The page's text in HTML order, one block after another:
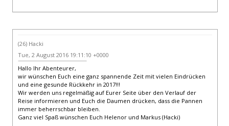
(26) Hacki
Tue, 2 August 2016 19:11:10 +0000
Hallo Ihr Abenteurer,
wir wünschen Euch eine ganz spannende Zeit mit vielen Eindrücken
und eine gesunde Rückkehr in 2017!!!
Wir werden uns regelmäßig auf Eurer Seite über den Verlauf der
Reise informieren und Euch die Daumen drücken, dass die Pannen
immer beherrschbar bleiben.
Ganz viel Spaß wünschen Euch Helenor und Markus (Hacki)